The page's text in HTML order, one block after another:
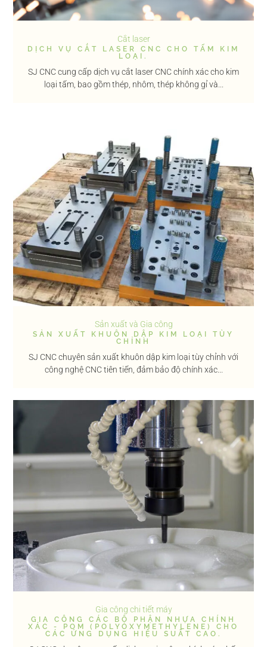
Cắt laser
DỊCH VỤ CẮT LASER CNC CHO TẤM KIM
LOẠI.
SJ CNC cung cấp dịch vụ cắt laser CNC chính xác cho kim
loại tấm, bao gồm thép, nhôm, thép không gỉ và...
Sản xuất và Gia công
SẢN XUẤT KHUÔN DẬP KIM LOẠI TÙY
CHỈNH
SJ CNC chuyên sản xuất khuôn dập kim loại tùy chỉnh với
công nghệ CNC tiên tiến, đảm bảo độ chính xác...
Gia công chi tiết máy
GIA CÔNG CÁC BỘ PHẬN NHỰA CHÍNH
XÁC - POM (POLYOXYMETHYLENE) CHO
CÁC ỨNG DỤNG HIỆU SUẤT CAO.